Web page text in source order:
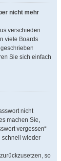
nicht mehr
verschieden
viele Boards
Sie sich einfach
nicht
machen Sie,
vergessen“
schnell wieder
so